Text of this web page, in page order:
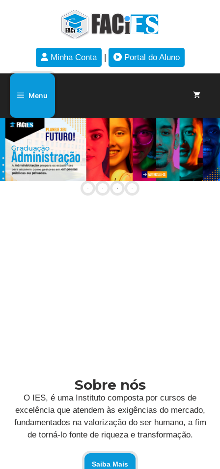
Minha Conta | Portal do Aluno
Menu
Sobre nós
O IES, é uma Instituto composta por cursos de
excelência que atendem às exigências do mercado,
fundamentados na valorização do ser humano, a fim
de torná-lo fonte de riqueza e transformação.
Saiba Mais